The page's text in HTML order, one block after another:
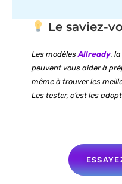
Le saviez-
Les modèlesAllready,
peuvent vous aider à
même à trouver les
Les tester, c’est les